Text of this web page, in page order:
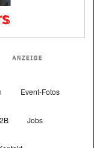
Event-Fotos
Jobs